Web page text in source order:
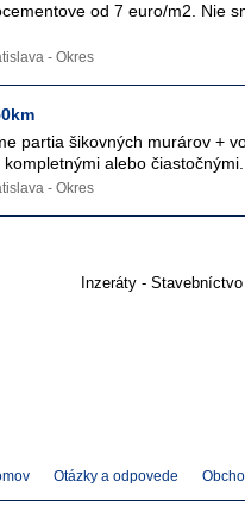
od 7 euro/m2. Nie
- Okres
partia šikovných murárov +
alebo čiastočnými...
- Okres
Inzeráty - Stavebníctvo
Otázky a odpovede